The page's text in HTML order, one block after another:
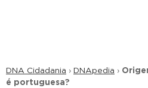
DNA Cidadania › DNApedia ›
é portuguesa?